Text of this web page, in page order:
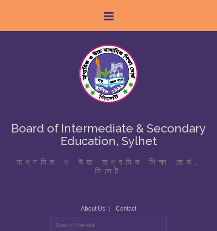
Board of Intermediate & Secondary
Education, Sylhet
মাধ্যমিক ও উচ্চ মাধ্যমিক শিক্ষা বোর্ড,
সিলেট
About Us Contact